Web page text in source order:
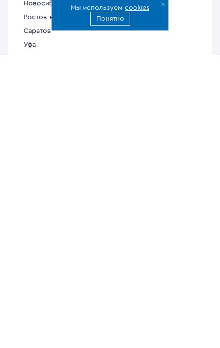
Новосибирск
Ростов-на-Дону
Саратов
Уфа
Мы используем cookies
Понятно